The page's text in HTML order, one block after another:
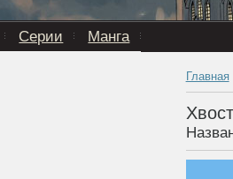
Серии Манга
Главная